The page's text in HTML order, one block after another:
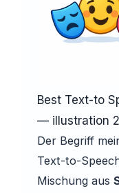
Best Text-to
— illustration 2
Der Begriff
Text-to-
Mischung aus